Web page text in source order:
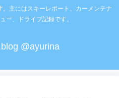
主にはスキーレポート、カーメンテナ
ー、ドライブ記録です。
@ayurina